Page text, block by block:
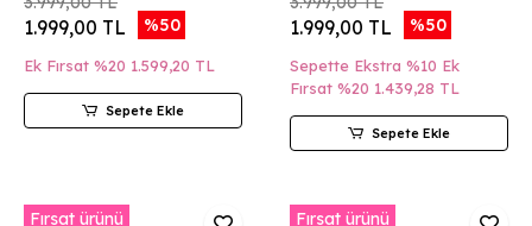
1.999,00 TL %50
Ek Fırsat %20 1.599,20 TL
Sepete Ekle
1.999,00 TL %50
Sepette Ekstra %10 Ek
Fırsat %20 1.439,28 TL
Sepete Ekle
Fırsat ürünü Fırsat ürünü